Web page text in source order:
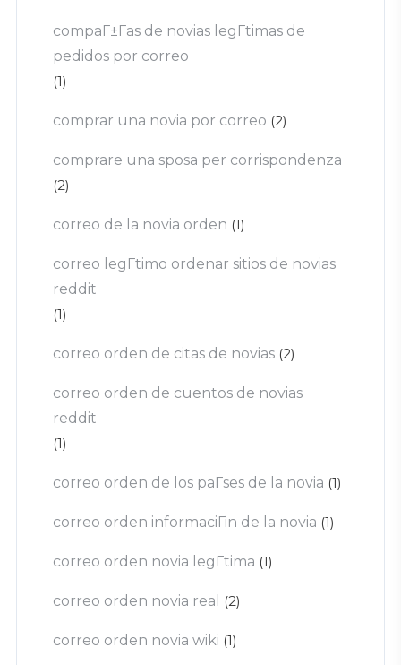
compaГ±Г­as de novias legГ­timas de
pedidos por correo
(1)
comprar una novia por correo (2)
comprare una sposa per corrispondenza
(2)
correo de la novia orden (1)
correo legГ­timo ordenar sitios de novias
reddit
(1)
correo orden de citas de novias (2)
correo orden de cuentos de novias
reddit
(1)
correo orden de los paГ­ses de la novia (1)
correo orden informaciГіn de la novia (1)
correo orden novia legГ­tima (1)
correo orden novia real (2)
correo orden novia wiki (1)